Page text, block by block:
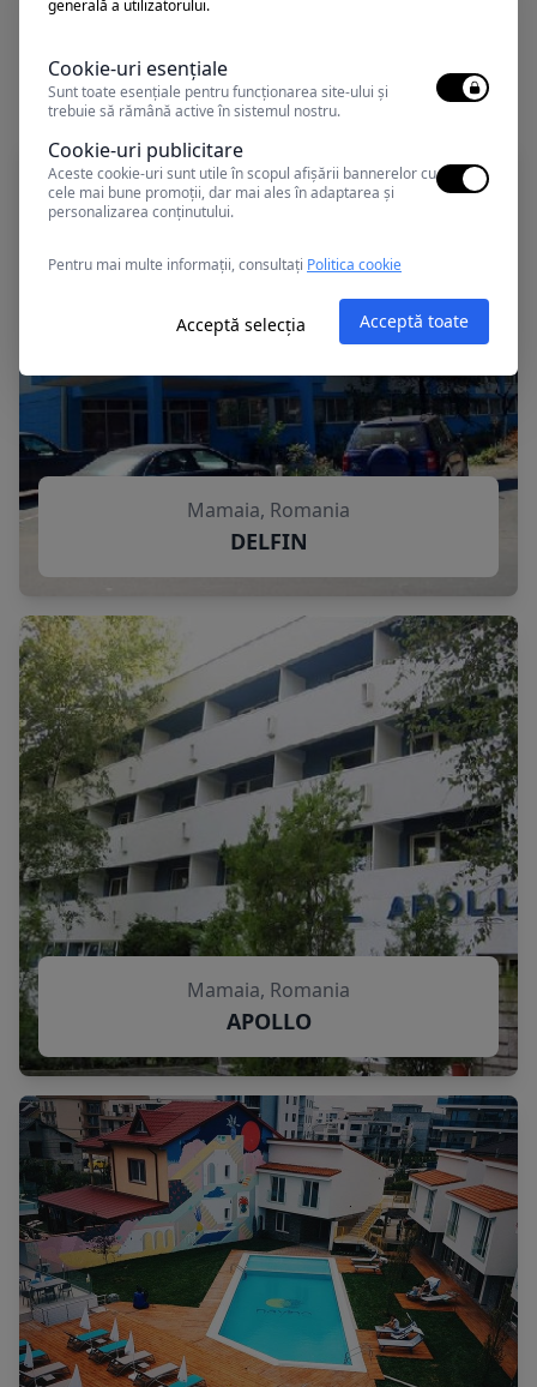
Alte oferte în Mamaia
Mamaia, Romania
DELFIN
Mamaia, Romania
APOLLO
generală a utilizatorului.
Cookie-uri esențiale
Sunt toate esențiale pentru funcționarea site-ului și
trebuie să rămână active în sistemul nostru.
Cookie-uri publicitare
Aceste cookie-uri sunt utile în scopul afișării bannerelor cu
cele mai bune promoții, dar mai ales în adaptarea și
personalizarea conținutului.
Pentru mai multe informații, consultați Politica cookie
Acceptă selecția Acceptă toate